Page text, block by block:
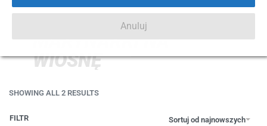
MARYNARKI NA
WIOSNĘ
SHOWING ALL 2 RESULTS
Sortuj od najnowszych
FILTR
Anuluj